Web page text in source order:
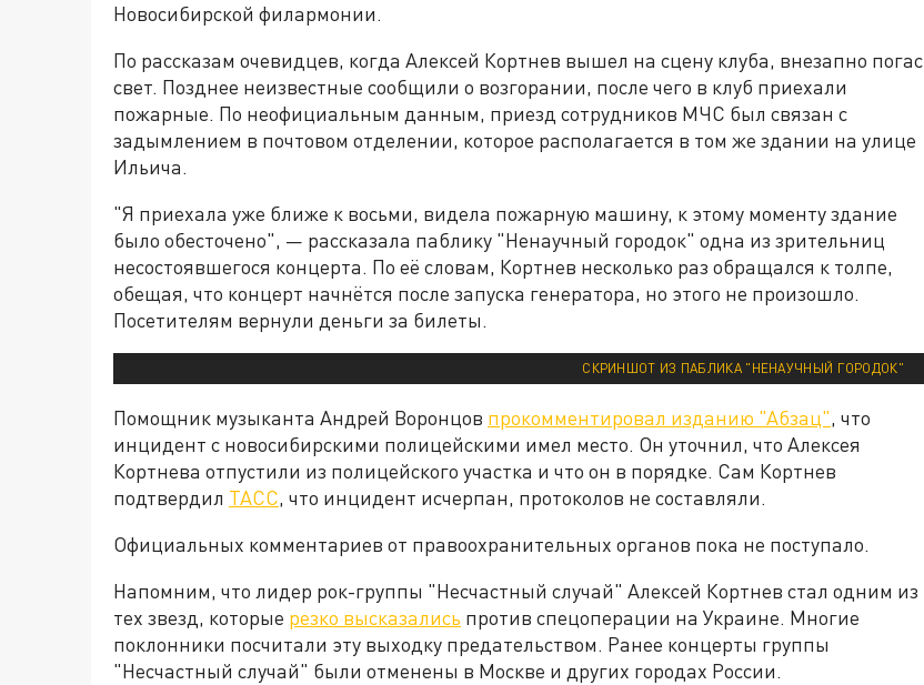
Новосибирской филармонии.
По рассказам очевидцев, когда Алексей Кортнев вышел на сцену клуба, внезапно погас
свет. Позднее неизвестные сообщили о возгорании, после чего в клуб приехали
пожарные. По неофициальным данным, приезд сотрудников МЧС был связан с
задымлением в почтовом отделении, которое располагается в том же здании на улице
Ильича.
"Я приехала уже ближе к восьми, видела пожарную машину, к этому моменту здание
было обесточено", — рассказала паблику "Ненаучный городок" одна из зрительниц
несостоявшегося концерта. По её словам, Кортнев несколько раз обращался к толпе,
обещая, что концерт начнётся после запуска генератора, но этого не произошло.
Посетителям вернули деньги за билеты.
СКРИНШОТ ИЗ ПАБЛИКА "НЕНАУЧНЫЙ ГОРОДОК"
Помощник музыканта Андрей Воронцов прокомментировал изданию "Абзац", что
инцидент с новосибирскими полицейскими имел место. Он уточнил, что Алексея
Кортнева отпустили из полицейского участка и что он в порядке. Сам Кортнев
подтвердил ТАСС, что инцидент исчерпан, протоколов не составляли.
Официальных комментариев от правоохранительных органов пока не поступало.
Напомним, что лидер рок-группы "Несчастный случай" Алексей Кортнев стал одним из
тех звезд, которые резко высказались против спецоперации на Украине. Многие
поклонники посчитали эту выходку предательством. Ранее концерты группы
"Несчастный случай" были отменены в Москве и других городах России.